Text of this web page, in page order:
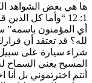
ها هي بعض الشواهد
1: 12 “وأما كل
أي المؤمنون
لله؟ قد تعتقد أن
شراء سيارة على سبيل
أنتم اخترتموني بل أنا